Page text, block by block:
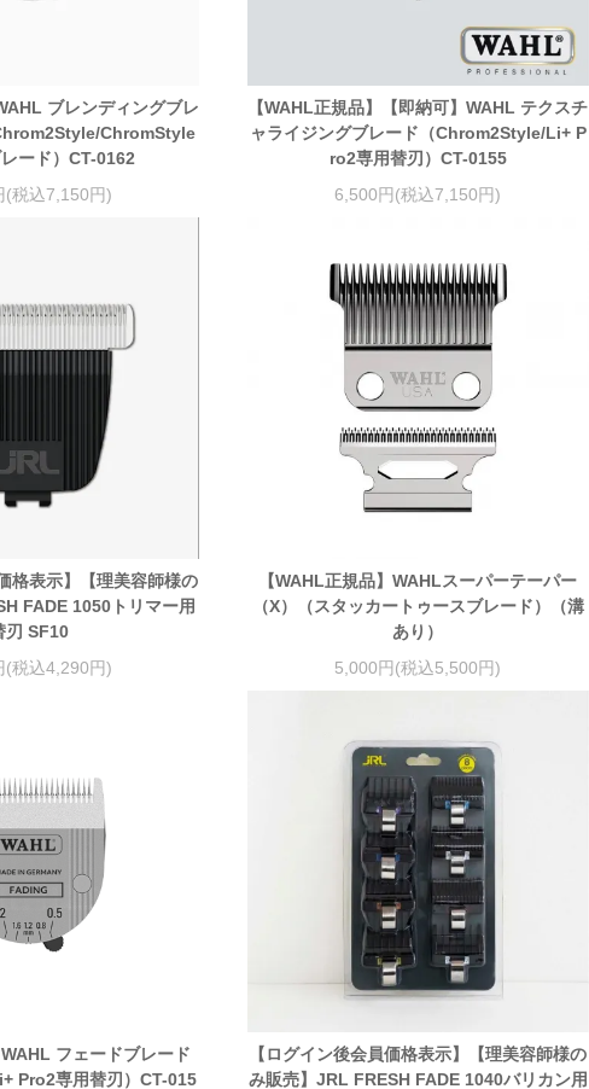
ブレンディングブレ
ChromStyle
ード）CT-0162
(税込7,150円)
【WAHL正規品】【即納可】WAHL テクスチ
ャライジングブレード（Chrom2Style/Li+ P
ro2専用替刃）CT-0155
6,500円(税込7,150円)
格表示】【理美容師様の
FADE 1050トリマー用
刃 SF10
(税込4,290円)
【WAHL正規品】WAHLスーパーテーパー
（X）（スタッカートゥースブレード）（溝
あり）
5,000円(税込5,500円)
WAHL フェードブレード
Pro2専用替刃）CT-015
【ログイン後会員価格表示】【理美容師様の
み販売】JRL FRESH FADE 1040バリカン用